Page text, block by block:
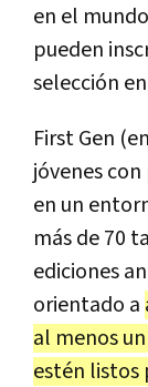
en el
pueden
selección
First Gen
jóvenes
en un
más de 70
ediciones
orientado a
al menos
estén listos